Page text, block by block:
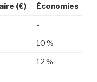
(€) Économies
-
10 %
12 %